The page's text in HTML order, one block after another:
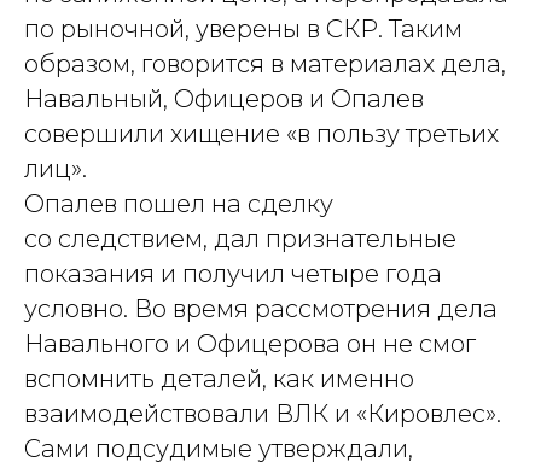
по рыночной, уверены в СКР. Таким
образом, говорится в материалах дела,
Навальный, Офицеров и Опалев
совершили хищение «в пользу третьих
лиц».
Опалев пошел на сделку
со следствием, дал признательные
показания и получил четыре года
условно. Во время рассмотрения дела
Навального и Офицерова он не смог
вспомнить деталей, как именно
взаимодействовали ВЛК и «Кировлес».
Сами подсудимые утверждали,